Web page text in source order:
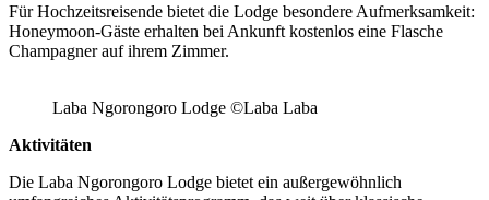
Für Hochzeitsreisende bietet die Lodge besondere Aufmerksamkeit:
Honeymoon-Gäste erhalten bei Ankunft kostenlos eine Flasche
Champagner auf ihrem Zimmer.
Laba Ngorongoro Lodge ©Laba Laba
Aktivitäten
Die Laba Ngorongoro Lodge bietet ein außergewöhnlich